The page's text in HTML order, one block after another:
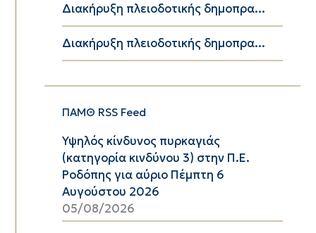
Διακήρυξη πλειοδοτικής δημοπρα...
Διακήρυξη πλειοδοτικής δημοπρα...
ΠΑΜΘ RSS Feed
Υψηλός κίνδυνος πυρκαγιάς
(κατηγορία κινδύνου 3) στην Π.Ε.
Ροδόπης για αύριο Πέμπτη 6
Αυγούστου 2026
05/08/2026